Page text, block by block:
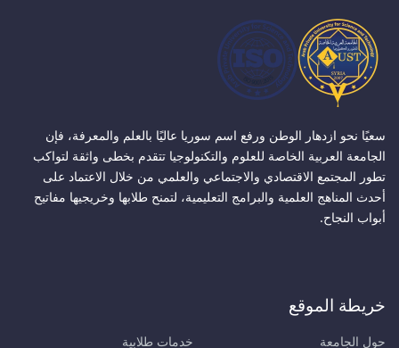
سعيًا نحو ازدهار الوطن ورفع اسم سوريا عاليًا بالعلم والمعرفة، فإن
الجامعة العربية الخاصة للعلوم والتكنولوجيا تتقدم بخطى واثقة لتواكب
تطور المجتمع الاقتصادي والاجتماعي والعلمي من خلال الاعتماد على
أحدث المناهج العلمية والبرامج التعليمية، لتمنح طلابها وخريجيها مفاتيح
أبواب النجاح.
خريطة الموقع
حول الجامعة
خدمات طلابية